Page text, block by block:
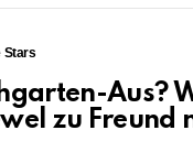
Stars
Aus?
zu Freund